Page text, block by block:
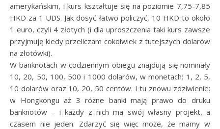
amerykańskim, i kurs kształtuje się na poziomie 7,75-7,85
HKD za 1 UDS. Jak dosyć łatwo policzyć, 10 HKD to około
1 euro, czyli 4 złotych (i dla uproszczenia taki kurs zawsze
przyjmuję kiedy przeliczam cokolwiek z tutejszych dolarów
na złotówki).
W banknotach w codziennym obiegu znajdują się nominały
10, 20, 50, 100, 500 i 1000 dolarów, w monetach: 1, 2, 5,
10 dolarów oraz 10, 20, 50 centów. I tu znowu zdziwienie:
w Hongkongu aż 3 różne banki mają prawo do druku
banknotów – i każdy z nich ma swój własny projekt, a
czasem nie jeden. Zdarzyć się więc może, że mamy w